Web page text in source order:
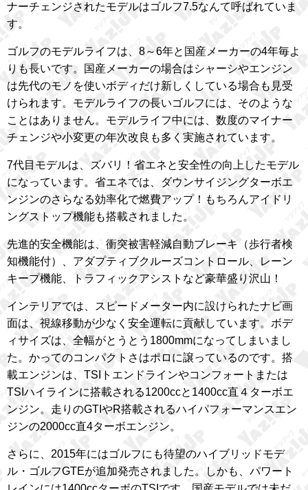
ナーチェンジされたモデルはゴルフ7.5なんて呼ばれていま
す。
ゴルフのモデルライフは、8～6年と国産メーカーの4年毎よ
りも長いです。国産メーカーの場合はシャーシやエンジン
は先代のモノを使いボディだけ新しくしている場合も見受
けられます。モデルライフの長いゴルフには、そのような
ことはありません。モデルライフ中には、数度のマイナー
チェンジや小変更の年次改良も多く実施されています。
7代目モデルは、ズバリ！省エネと安全性の向上したモデル
になっています。省エネでは、ダウンサイジングターボエ
ンジンのさらなる効率化で燃費アップ！もちろんアイドリ
ングストップ機能も搭載されました。
先進的安全機能は、衝突被害軽減自動ブレーキ（歩行者検
知機能付）、アダプティブクルーズコントロール、レーン
キープ機能、トラフィックアシストなど豪華盛り沢山！
インテリアでは、スピードメーター内に設けられたナビ画
面は、視線移動が少なく安全運転に貢献しています。ボデ
ィサイズは、全幅がとうとう1800mmになってしまいまし
た。かってのコンパクトさはポロに譲っているのです。搭
載エンジンは、TSIトエンドラインやコンフォートまたは
TSIハイラインに搭載される1200ccと1400cc直４ターボエ
ンジン。走りのGTIやR搭載されるハイパフォーマンスエン
ジンの2000cc直4ターボエンジン。
さらに、2015年にはゴルフにも待望のハイブリッドモデ
ル・ゴルフGTEが追加発売されました。しかも、パワート